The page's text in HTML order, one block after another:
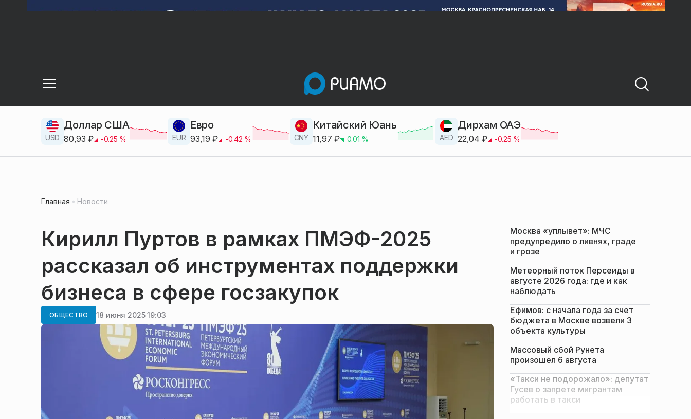
USD
Доллар США
80,93 ₽ -0.25 % EUR
Евро
93,19 ₽ -0.42 % CNY
Китайский Юань
11,97 ₽ 0.01 % AED
Дирхам ОАЭ
22,04 ₽ -0.25 %
Главная Новости
Кирилл Пуртов в рамках ПМЭФ-2025
рассказал об инструментах поддержки
бизнеса в сфере госзакупок
ОБЩЕСТВО 18 июня 2025 19:03
Москва «уплывет»: МЧС
предупредило о ливнях, граде
и грозе
Метеорный поток Персеиды в
августе 2026 года: где и как
наблюдать
Ефимов: с начала года за счет
бюджета в Москве возвели 3
объекта культуры
Массовый сбой Рунета
произошел 6 августа
«Такси не подорожало»: депутат
Гусев о запрете мигрантам
работать в такси